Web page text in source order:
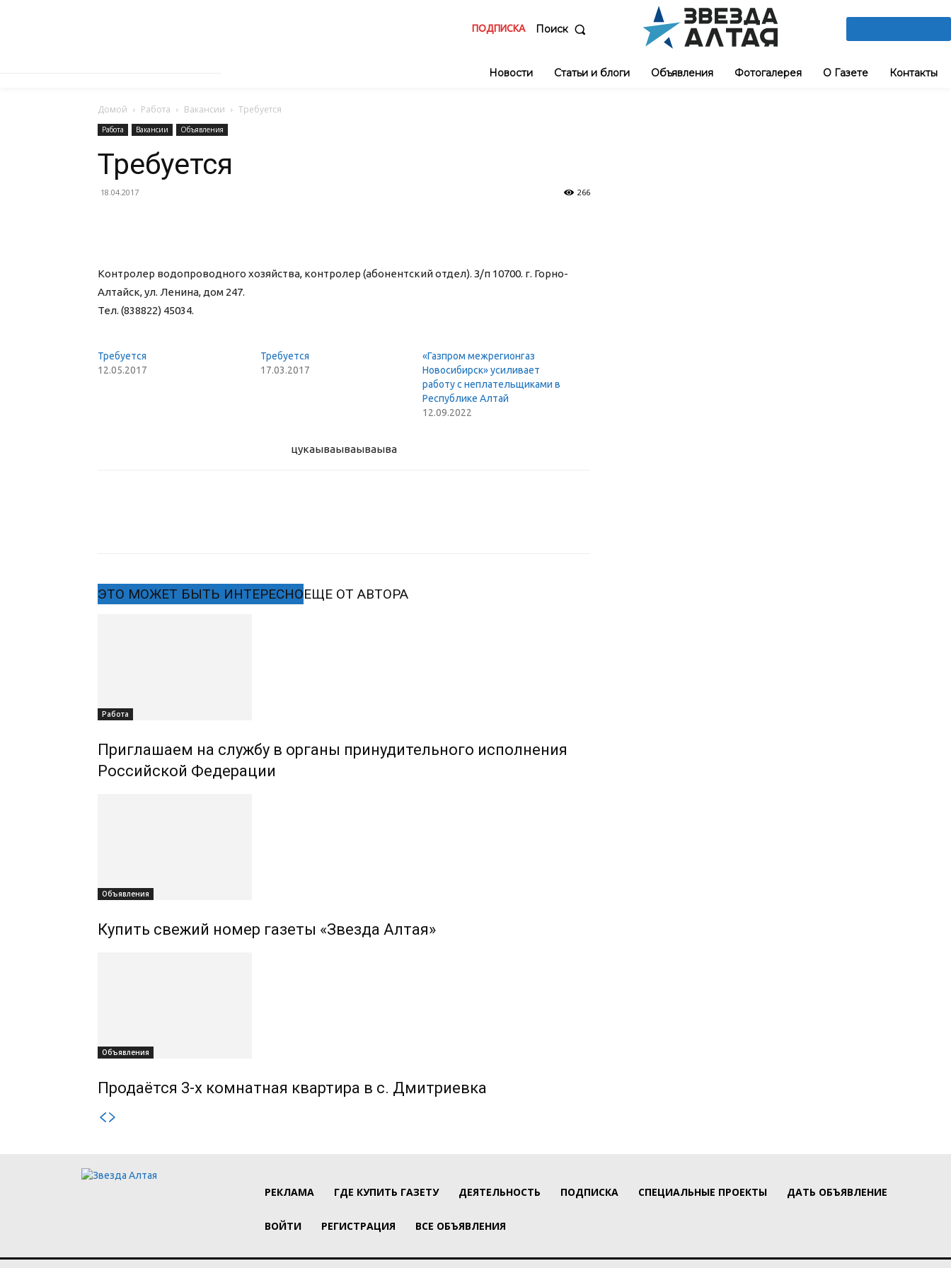
ПОДПИСКА Поиск
Новости Статьи и блоги Объявления Фотогалерея О Газете Контакты
Домой Работа Вакансии Требуется
Работа Вакансии Объявления
Требуется
18.04.2017 266
Контролер водопроводного хозяйства, контролер (абонентский отдел). З/п 10700. г. Горно-
Алтайск, ул. Ленина, дом 247.
Тел. (838822) 45034.
Требуется
12.05.2017
Требуется
17.03.2017
«Газпром межрегионгаз
Новосибирск» усиливает
работу с неплательщиками в
Республике Алтай
12.09.2022
цукаываываываыва
ЭТО МОЖЕТ БЫТЬ ИНТЕРЕСНОЕЩЕ ОТ АВТОРА
Работа
Приглашаем на службу в органы принудительного исполнения
Российской Федерации
Объявления
Купить свежий номер газеты «Звезда Алтая»
Объявления
Продаётся 3-х комнатная квартира в с. Дмитриевка
РЕКЛАМА ГДЕ КУПИТЬ ГАЗЕТУ ДЕЯТЕЛЬНОСТЬ ПОДПИСКА СПЕЦИАЛЬНЫЕ ПРОЕКТЫ ДАТЬ ОБЪЯВЛЕНИЕ
ВОЙТИ РЕГИСТРАЦИЯ ВСЕ ОБЪЯВЛЕНИЯ